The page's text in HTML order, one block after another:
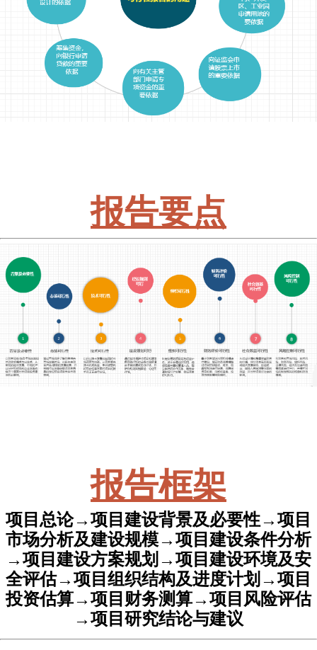
报告要点
报告框架
项目总论→项目建设背景及必要性→项目
市场分析及建设规模→项目建设条件分析
→项目建设方案规划→项目建设环境及安
全评估→项目组织结构及进度计划→项目
投资估算→项目财务测算→项目风险评估
→项目研究结论与建议